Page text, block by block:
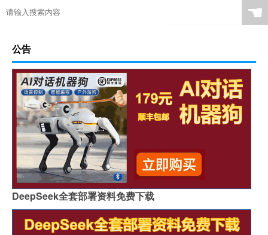
☚
公告
DeepSeek全套部署资料免费下载